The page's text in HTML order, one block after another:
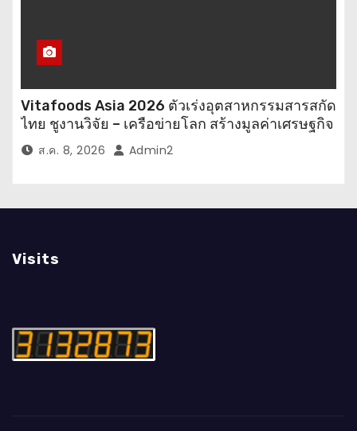
Vitafoods Asia 2026 ตัวเร่งอุตสาหกรรมสารสกัด
ไทย ชูงานวิจัย – เครือข่ายโลก สร้างมูลค่าเศรษฐกิจ
ใหม่ ขานรับตลาดโภชนาการสุขภาพโลกโตทะลุ
ล้านล้านดอลลาร์
ส.ค. 8, 2026 Admin2
Visits